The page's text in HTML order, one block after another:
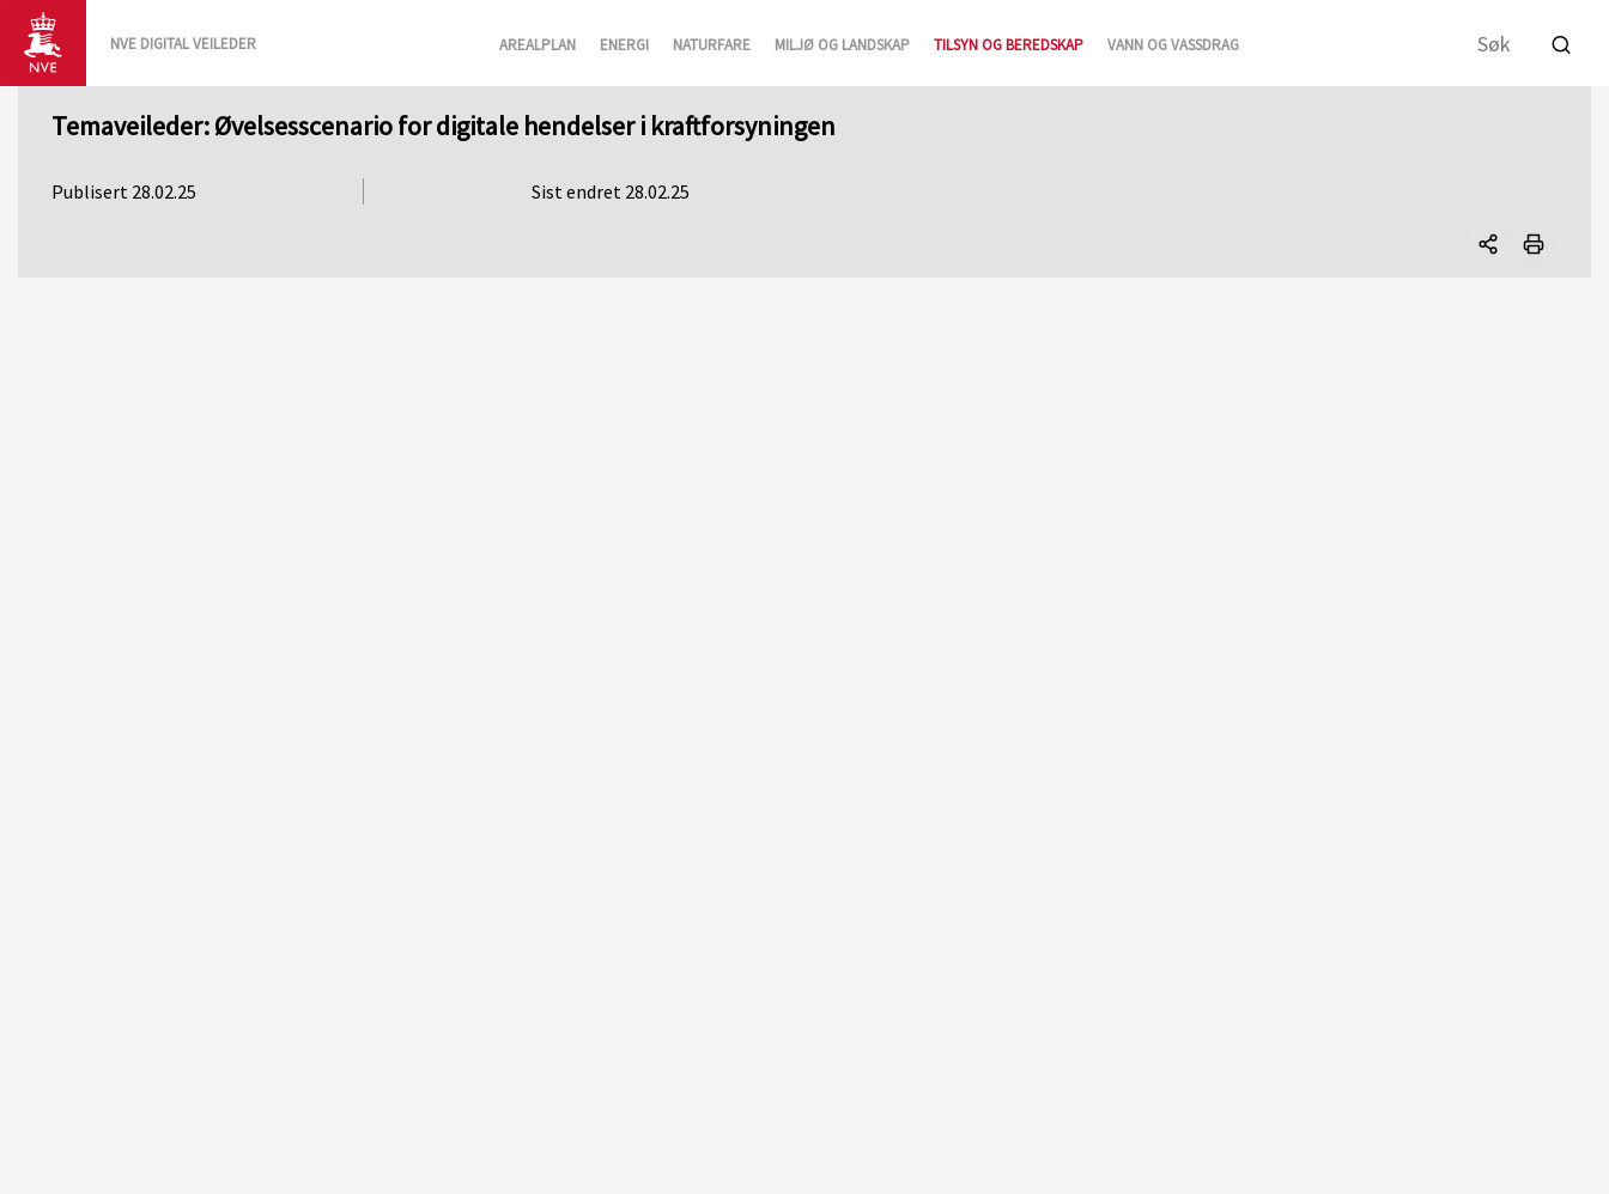
NVE DIGITAL VEILEDER AREALPLAN ENERGI NATURFARE MILJØ OG LANDSKAP TILSYN OG BEREDSKAP VANN OG VASSDRAG
Temaveileder: Øvelsesscenario for digitale hendelser i kraftforsyningen
Publisert 28.02.25 Sist endret 28.02.25
Del